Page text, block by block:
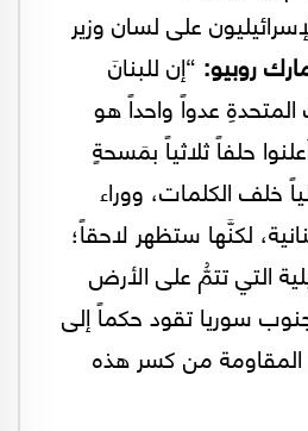
على لسان وزير
روبيو: “إن للبنانَ
المتحدةِ عدواً واحداً هو
حلفاً ثلاثياً بمَسحةٍ
خلف الكلمات، ووراء
لكنَّها ستظهر لاحقاً؛
التي تتمُّ على الأرض
سوريا تقود حكماً إلى
من كسر هذه